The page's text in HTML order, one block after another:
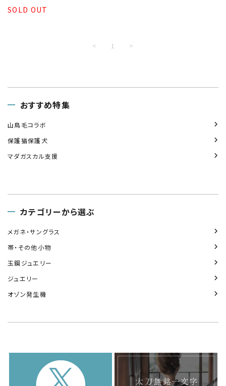
おすすめ特集
山鳥毛コラボ
保護猫保護犬
マダガスカル支援
カテゴリーから選ぶ
メガネ・サングラス
帯・その他小物
玉鋼ジュエリー
ジュエリー
オゾン発生機
SOLD OUT
< 1 >